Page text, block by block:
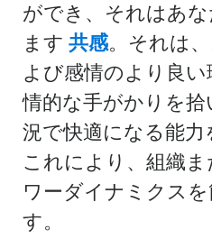
ができ、それはあ
ます 共感。それは
よび感情のより良
情的な手がかりを拾
況で快適になる能力
これにより、組織
ワーダイナミクス
す。